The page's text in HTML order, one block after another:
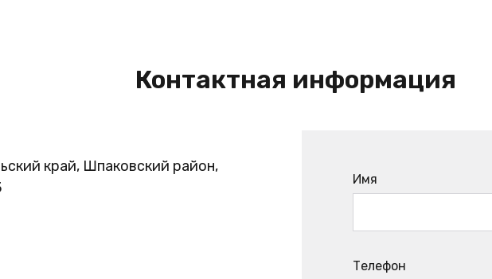
Контактная информация
край, Шпаковский район,
Имя
Телефон